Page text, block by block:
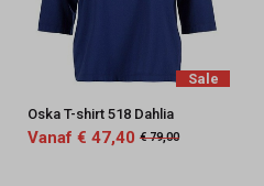
Sale
Oska T-shirt 518 Dahlia
Vanaf € 47,40 € 79,00